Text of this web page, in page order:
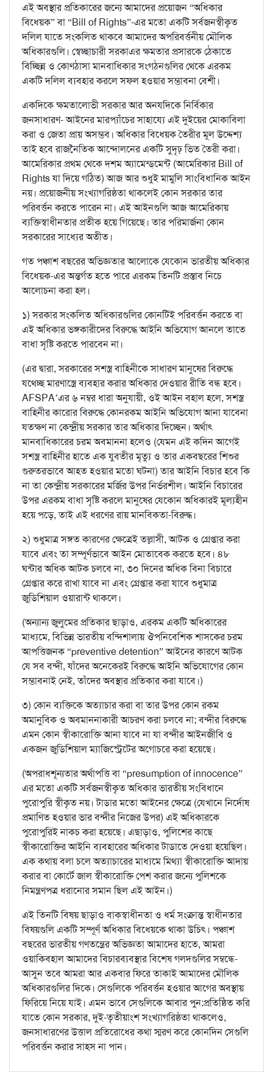
এই অবস্থার প্রতিকারের জন্যে আমাদের প্রয়োজন “অধিকার
বিধেয়ক” বা “Bill of Rights”-এর মতো একটি সর্বজনস্বীকৃত
দলিল যাতে সংকলিত থাকবে আমাদের অপরিবর্ত্তনীয় মৌলিক
অধিকারগুলি। স্বেচ্ছাচারী সরকাএর ক্ষমতার প্রসারকে ঠেকাতে
বিচ্ছিন্ন ও কোণঠাসা মানবাধিকার সংগঠনগুলির থেকে এরকম
একটি দলিল ব্যবহার করলে সফল হওয়ার সম্ভাবনা বেশী।
একদিকে ক্ষমতালোভী সরকার আর অনযদিকে নির্বিকার
জনসাধারণ- আইনের মারপ্যাঁচের সাহায্যে এই দুইয়ের মোকাবিলা
করা ও জেতা প্রায় অসম্ভব। অধিকার বিধেয়ক তৈরীর মূল উদ্দেশ্য
তাই হবে রাজনৈতিক আন্দোলনের একটি সুদৃঢ় ভিত তৈরী করা।
আমেরিকার প্রথম থেকে দশম অ্যামেন্ড্‌মেন্ট্‌ (আমেরিকার Bill of
Rights যা দিয়ে গঠিত) আজ আর শুধুই মামুলি সাংবিধানিক আইন
নয়। প্রয়োজনীয় সংখ্যাগরিষ্ঠতা থাকলেই কোন সরকার তার
পরিবর্ত্তন করতে পারেন না। এই আইনগুলি আজ আমেরিকায়
ব্যক্তিস্বাধীনতার প্রতীক হয়ে গিয়েছে। তার পরিমার্জনা কোন
সরকারের সাধ্যের অতীত।
গত পঞ্চাশ বছরের অভিজ্ঞতার আলোকে যেকোন ভারতীয় অধিকার
বিধেয়ক-এর অন্তর্গত হতে পারে এরকম তিনটি প্রস্তাব নিচে
আলোচনা করা হল।
১) সরকার সংকলিত অধিকারগুলির কোনটিই পরিবর্ত্তন করতে বা
এই অধিকার ভঙ্গকারীদের বিরুদ্ধে আইনি অভিযোগ আনলে তাতে
বাধা সৃষ্টি করতে পারবেন না।
(এর দ্বারা, সরকারের সশস্ত্র বাহিনীকে সাধারণ মানুষের বিরুদ্ধে
যথেচ্ছ মারণাস্ত্রে ব্যবহার করার অধিকার দেওয়ার রীতি বন্ধ হবে।
AFSPA’এর ৬ নম্বর ধারা অনুযায়ী, ওই আইন বহাল হলে, সশস্ত্র
বাহিনীর কারোর বিরুদ্ধে কোনরকম আইনি অভিযোগ আনা যাবেনা
যতক্ষণ না কেন্দ্রীয় সরকার তার অধিকার দিচ্ছেন। অর্থাৎ
মানবাধিকারের চরম অবমাননা হলেও (যেমন এই কদিন আগেই
সশস্ত্র বাহিনীর হাতে এক যুবতীর মৃত্যু ও তার একবছরের শিশুর
গুরুতরভাবে আহত হওয়ার মতো ঘটনা) তার আইনি বিচার হবে কি
না তা কেন্দ্রীয় সরকারের মর্জির উপর নির্ভরশীল। আইনি বিচারের
উপর এরকম বাধা সৃষ্টি করলে মানুষের যেকোন অধিকারই মূল্যহীন
হয়ে পড়ে, তাই এই ধরণের রায় মানবিকতা-বিরুদ্ধ।
২) শুধুমাত্র সঙ্গত কারণের ক্ষেত্রেই তল্লাসী, আটক ও গ্রেপ্তার করা
যাবে এবং তা সম্পূর্ণভাবে আইন মোতাবেক করতে হবে। ৪৮
ঘন্টার অধিক আটক চলবে না, ৩০ দিনের অধিক বিনা বিচারে
গ্রেপ্তার করে রাখা যাবে না এবং গ্রেপ্তার করা যাবে শুধুমাত্র
জুডিশিয়াল ওয়ারান্ট্‌ থাকলে।
(অন্যান্য জুলুমের প্রতিকার ছাড়াও, এরকম একটি অধিকারের
মাধ্যমে, বিভিন্ন ভারতীয় বন্দিশালায় ঔপনিবেশিক শাসকের চরম
আপত্তিজনক “preventive detention” আইনের কারণে আটক
যে সব বন্দী, যাঁদের অনেকেরই বিরুদ্ধে আইনি অভিযোগের কোন
সম্ভাবনাই নেই, তাঁদের অবস্থার প্রতিকার করা যাবে।)
৩) কোন ব্যক্তিকে অত্যাচার করা বা তার উপর কোন রকম
অমানুবিক ও অবমাননাকারী আচরণ করা চলবে না; বন্দীর বিরুদ্ধে
এমন কোন স্বীকারোক্তি আনা যাবে না যা বন্দীর আইনজীবি ও
একজন জুডিশিয়াল ম্যাজিস্ট্রেটের অগোচরে করা হয়েছে।
(অপরাধশূন্যতার অর্থাপত্তি বা “presumption of innocence”
এর মতো একটি সর্বজনস্বীকৃত অধিকার ভারতীয় সংবিধানে
পুরোপুরি স্বীকৃত নয়। টাডার মতো আইনের ক্ষেত্রে (যেখানে নির্দোষ
প্রমাণিত হওয়ার ভার বন্দীর নিজের উপর) এই অধিকারকে
পুরোপুরিই নাকচ করা হয়েছে। এছাড়াও, পুলিশের কাছে
স্বীকারোক্তির আইনি ব্যবহারের অধিকার টাডাতে দেওয়া হয়েছিল।
এক কথায় বলা চলে অত্যাচারের মাধ্যমে মিথ্যা স্বীকারোক্তি আদায়
করার বা কোর্টে জাল স্বীকারোক্তি পেশ করার জন্যে পুলিশকে
নিমন্ত্রণপত্র ধরানোর সমান ছিল এই আইন।)
এই তিনটি বিষয় ছাড়াও বাক্‌স্বাধীনতা ও ধর্ম সংক্রান্ত স্বাধীনতার
বিষয়গুলি একটি সম্পূর্ণ অধিকার বিধেয়কে থাকা উচিৎ। পঞ্চাশ
বছরের ভারতীয় গণতন্ত্রের অভিজ্ঞতা আমাদের হাতে, আমরা
ওয়াকিবহাল আমাদের বিচারব্যবস্থার বিশেষ গলদগুলির সম্বন্ধে-
আসুন তবে আমরা আর একবার ফিরে তাকাই আমাদের মৌলিক
অধিকারগুলির দিকে। সেগুলিকে পরিবর্ত্তন হওয়ার আগের অবস্থায়
ফিরিয়ে নিয়ে যাই। এমন ভাবে সেগুলিকে আবার পুন:প্রতিষ্ঠিত করি
যাতে কোন সরকার, দুই-তৃতীয়াংশ সংখ্যাগরিষ্ঠতা থাকলেও,
জনসাধারণের উত্তাল প্রতিরোধের কথা স্মরণ করে কোনদিন সেগুলি
পরিবর্ত্তন করার সাহস না পান।